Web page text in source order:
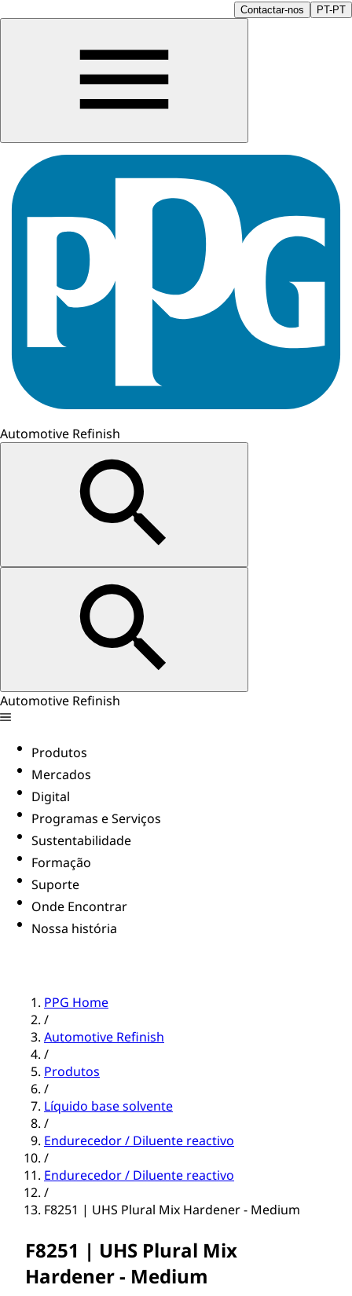
Contactar-nos PT-PT
Automotive Refinish
Automotive Refinish
Produtos
Mercados
Digital
Programas e Serviços
Sustentabilidade
Formação
Suporte
Onde Encontrar
Nossa história
PPG Home
/
Automotive Refinish
/
Produtos
/
Líquido base solvente
/
Endurecedor / Diluente reactivo
/
Endurecedor / Diluente reactivo
/
F8251 | UHS Plural Mix Hardener - Medium
F8251 | UHS Plural Mix
Hardener - Medium